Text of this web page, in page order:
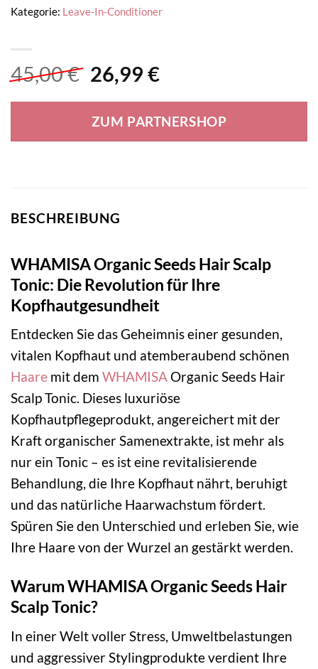
45,00€ Ursprünglicher
war:
45,00 €
26,99 €Aktueller
ist:
26,99 €.
ZUM PARTNERSHOP
Kategorie: Leave-In-Conditioner
BESCHREIBUNG
WHAMISA Organic Seeds Hair Scalp
Tonic: Die Revolution für Ihre
Kopfhautgesundheit
Entdecken Sie das Geheimnis einer gesunden,
vitalen Kopfhaut und atemberaubend schönen
Haare mit dem WHAMISA Organic Seeds Hair
Scalp Tonic. Dieses luxuriöse
Kopfhautpflegeprodukt, angereichert mit der
Kraft organischer Samenextrakte, ist mehr als
nur ein Tonic – es ist eine revitalisierende
Behandlung, die Ihre Kopfhaut nährt, beruhigt
und das natürliche Haarwachstum fördert.
Spüren Sie den Unterschied und erleben Sie, wie
Ihre Haare von der Wurzel an gestärkt werden.
Warum WHAMISA Organic Seeds Hair
Scalp Tonic?
In einer Welt voller Stress, Umweltbelastungen
und aggressiver Stylingprodukte verdient Ihre